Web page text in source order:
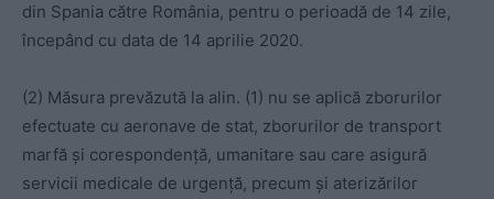
din Spania către România, pentru o perioadă de 14 zile,
începând cu data de 14 aprilie 2020.
(2) Măsura prevăzută la alin. (1) nu se aplică zborurilor
efectuate cu aeronave de stat, zborurilor de transport
marfă și corespondență, umanitare sau care asigură
servicii medicale de urgență, precum și aterizărilor